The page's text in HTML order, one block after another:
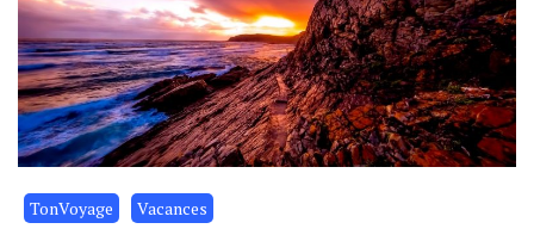
TonVoyage Vacances